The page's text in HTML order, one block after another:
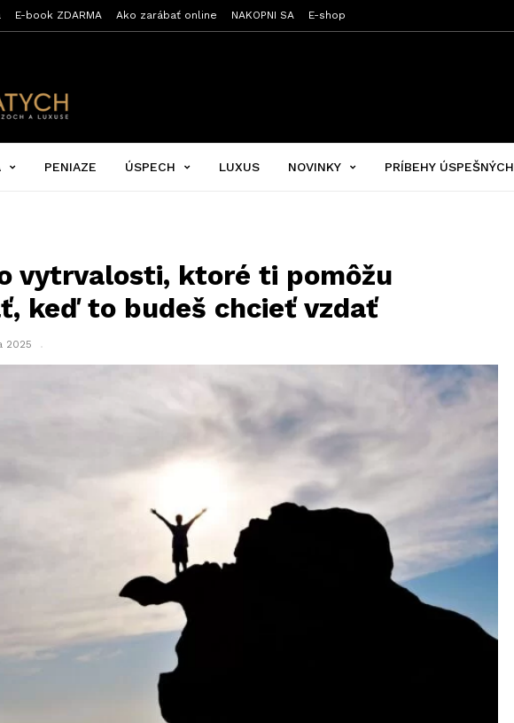
E-book ZDARMA Ako zarábať online NAKOPNI SA E-shop
PENIAZE ÚSPECH LUXUS NOVINKY PRÍBEHY ÚSPEŠNÝCH
vytrvalosti, ktoré ti pomôžu
keď to budeš chcieť vzdať
2025